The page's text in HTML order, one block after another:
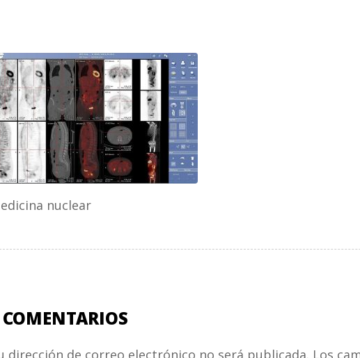
nuclear
dirección de correo electrónico no será publicada. Los